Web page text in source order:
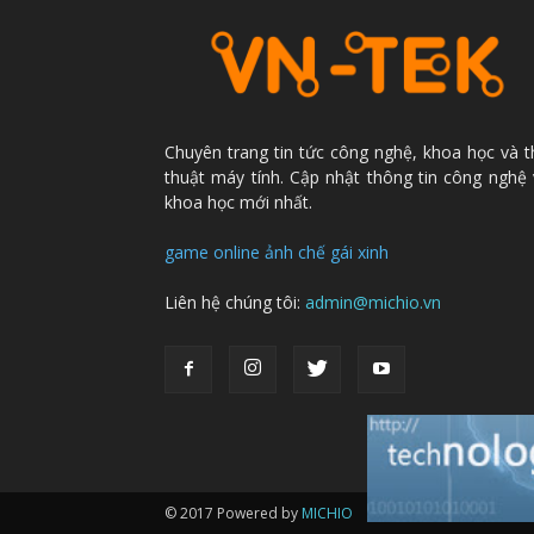
Chuyên trang tin tức công nghệ, khoa học và
thuật máy tính. Cập nhật thông tin công nghệ
khoa học mới nhất.
game online ảnh chế gái xinh
Liên hệ chúng tôi: admin@michio.vn
© 2017 Powered by MICHIO